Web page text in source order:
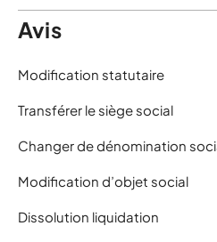
Avis
Modification statutaire
Transférer le siège social
Changer de dénomination
Modification d’objet social
Dissolution liquidation